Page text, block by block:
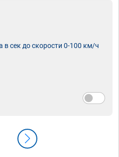
в сек до скорости 0-100 км/ч